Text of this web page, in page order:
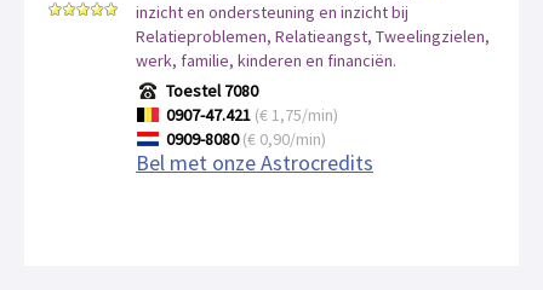
inzicht en ondersteuning en inzicht bij
Relatieproblemen, Relatieangst, Tweelingzielen,
werk, familie, kinderen en financiën.
Toestel 7080
0907-47.421 (€ 1,75/min)
0909-8080(€ 0,90/min)
Bel met onze Astrocredits